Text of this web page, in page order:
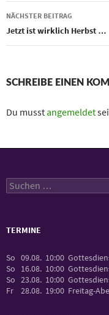
NÄCHSTER BEITRAG
Jetzt ist wirklich Herbst …
SCHREIBE EINEN
Du musst angemeldet
Suchen
nach:
TERMINE
So 09.08. 10:00
So
16.08. 10:00
So 23.08. 10:00
Fr
28.08. 19:00 Freitag-